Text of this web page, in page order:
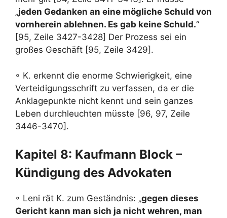
„jeden Gedanken an eine mögliche Schuld von
vornherein ablehnen. Es gab keine Schuld.“
[95, Zeile 3427-3428] Der Prozess sei ein
großes Geschäft [95, Zeile 3429].
◦ K. erkennt die enorme Schwierigkeit, eine
Verteidigungsschrift zu verfassen, da er die
Anklagepunkte nicht kennt und sein ganzes
Leben durchleuchten müsste [96, 97, Zeile
3446-3470].
Kapitel 8: Kaufmann Block –
Kündigung des Advokaten
◦ Leni rät K. zum Geständnis: „gegen dieses
Gericht kann man sich ja nicht wehren, man